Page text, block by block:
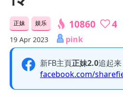
正妹 娱乐 10860 4
19 Apr 2023 pink
新FB主頁正妹2.0追起来
facebook.com/